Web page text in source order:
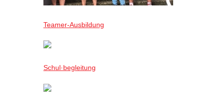
Teamer-Ausbildung
Schul·begleitung